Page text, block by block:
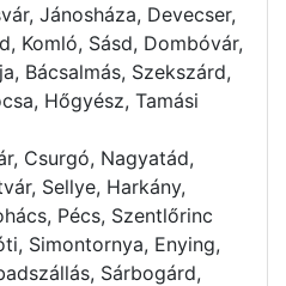
Jánosháza, Devecser,
Komló, Sásd, Dombóvár,
Bácsalmás, Szekszárd,
Hőgyész, Tamási
Csurgó, Nagyatád,
Sellye, Harkány,
Pécs, Szentlőrinc
Simontornya, Enying,
Sárbogárd,